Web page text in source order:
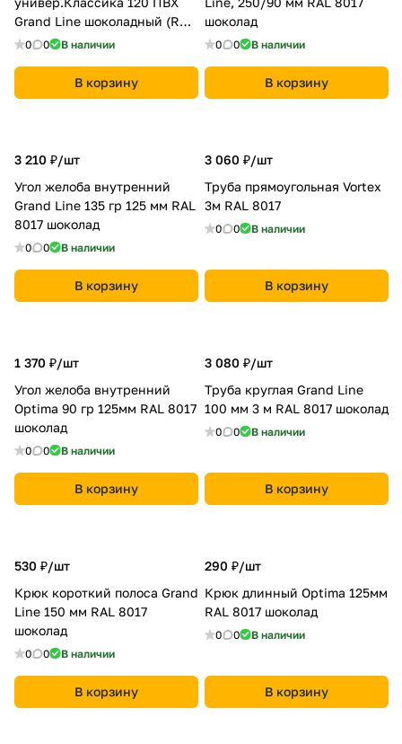
Grand Line шоколадный (RAL
8017)
0 0 В наличии
В корзину
шоколад
0 0 В наличии
В корзину
3 210 ₽/шт
Угол желоба внутренний
Grand Line 135 гр 125 мм RAL
8017 шоколад
0 0 В наличии
В корзину
3 060 ₽/шт
Труба прямоугольная Vortex
3м RAL 8017
0 0 В наличии
В корзину
1 370 ₽/шт
Угол желоба внутренний
Optima 90 гр 125мм RAL 8017
шоколад
0 0 В наличии
В корзину
3 080 ₽/шт
Труба круглая Grand Line
100 мм 3 м RAL 8017 шоколад
0 0 В наличии
В корзину
530 ₽/шт
Крюк короткий полоса Grand
Line 150 мм RAL 8017
шоколад
0 0 В наличии
В корзину
290 ₽/шт
Крюк длинный Optima 125мм
RAL 8017 шоколад
0 0 В наличии
В корзину